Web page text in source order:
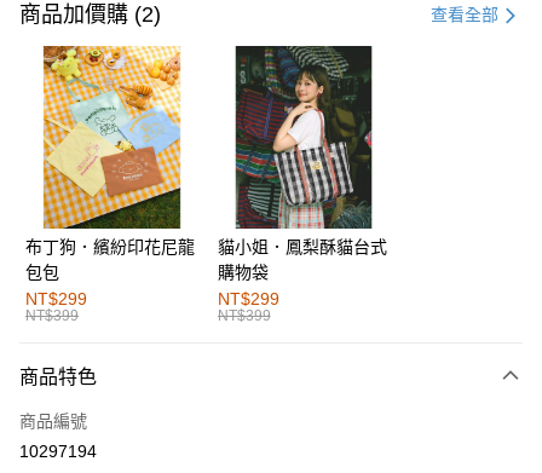
信用卡一次付款
購物金
超商取貨付款
LINE Pay
街口支付
運送方式
全家取貨付款
每筆NT$60，滿NT$1,000(含以上)免運費
付款後全家取貨
萊爾富取貨付款
商品加價購 (2) 查看全部
布丁狗．繽紛印花尼龍
包包
NT$299
NT$399
貓小姐．鳳梨酥貓台式
購物袋
NT$299
NT$399
商品特色
商品編號
10297194